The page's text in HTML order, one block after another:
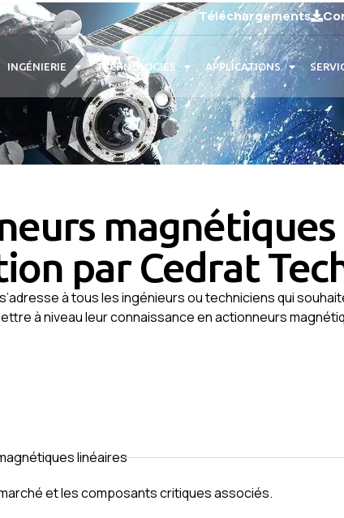
Téléchargements
INGÉNIERIE TECHNOLOGIES APPLICATIONS
magnétiques
par Cedrat
à tous les ingénieurs ou techniciens qui
à niveau leur connaissance en actionneurs
linéaires
et les composants critiques associés.